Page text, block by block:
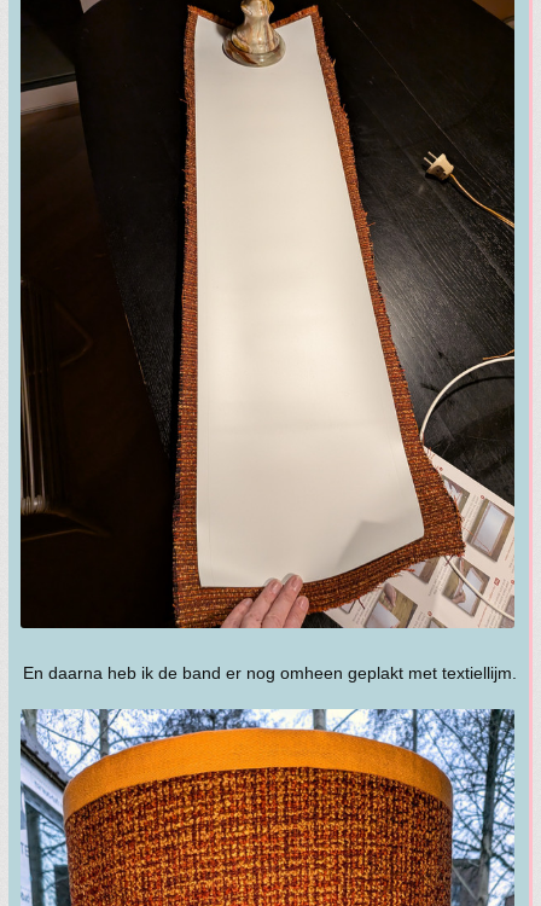
En daarna heb ik de band er nog omheen geplakt met textiellijm.